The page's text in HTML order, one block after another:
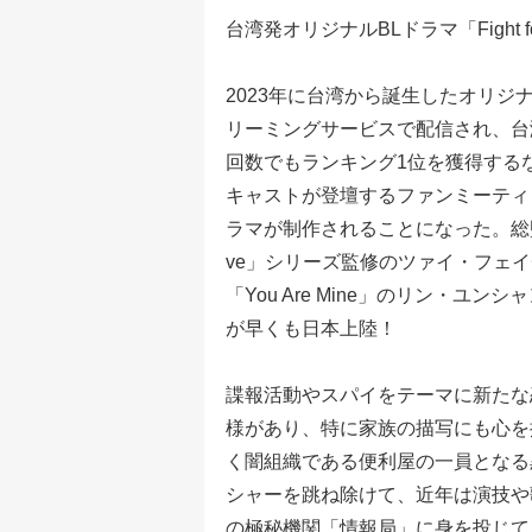
台湾発オリジナルBLドラマ「Fight
2023年に台湾から誕生したオリジ
リーミングサービスで配信され、
回数でもランキング1位を獲得す
キャストが登壇するファンミーテ
ラマが制作されることになった。
ve」シリーズ監修のツァイ・フェ
「You Are Mine」のリン・ユンシ
が早くも日本上陸！
諜報活動やスパイをテーマに新た
様があり、特に家族の描写にも心
く闇組織である便利屋の一員とな
シャーを跳ね除けて、近年は演技